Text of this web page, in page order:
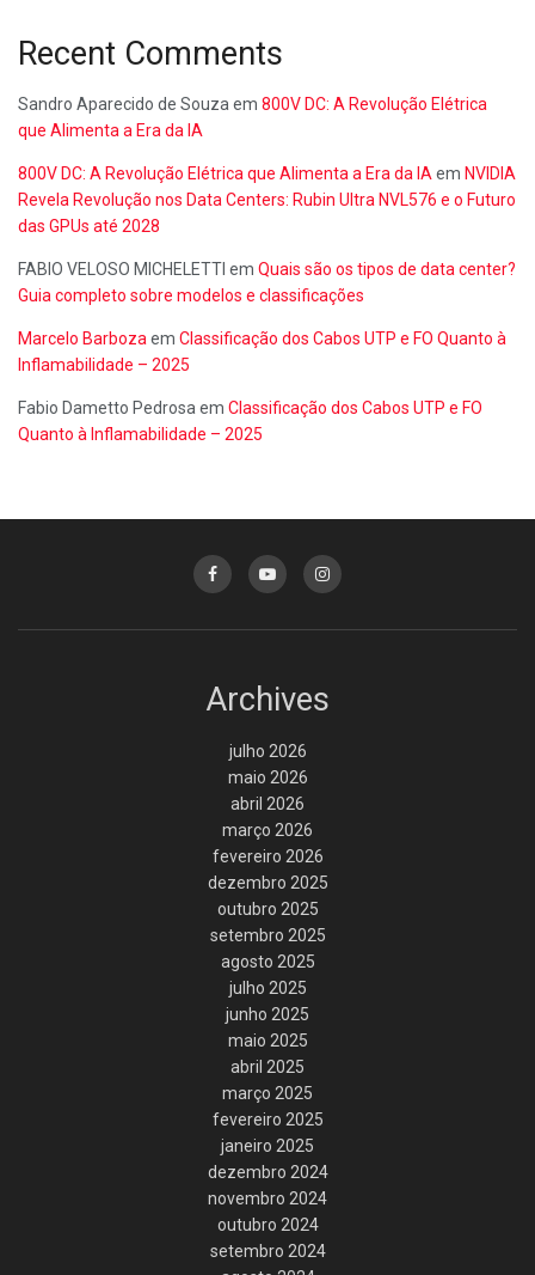
Recent Comments
Sandro Aparecido de Souzaem 800V DC: A Revolução Elétrica
que Alimenta a Era da IA
800V DC: A Revolução Elétrica que Alimenta a Era da IAem NVIDIA
Revela Revolução nos Data Centers: Rubin Ultra NVL576 e o Futuro
das GPUs até 2028
FABIO VELOSO MICHELETTI em Quais são os tipos de data center?
Guia completo sobre modelos e classificações
Marcelo Barbozaem Classificação dos Cabos UTP e FO Quanto à
Inflamabilidade – 2025
Fabio Dametto Pedrosaem Classificação dos Cabos UTP e FO
Quanto à Inflamabilidade – 2025
Archives
julho 2026
maio 2026
abril 2026
março 2026
fevereiro 2026
dezembro 2025
outubro 2025
setembro 2025
agosto 2025
julho 2025
junho 2025
maio 2025
abril 2025
março 2025
fevereiro 2025
janeiro 2025
dezembro 2024
novembro 2024
outubro 2024
setembro 2024